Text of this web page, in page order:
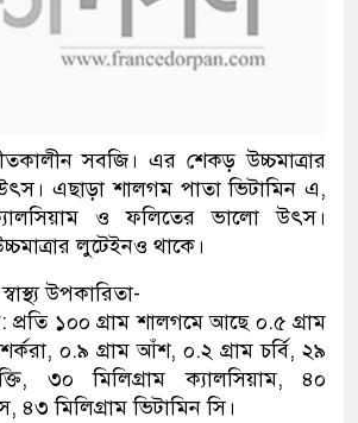
সবজি। এর শেকড় উচ্চমাত্রার
এছাড়া শালগম পাতা ভিটামিন এ,
ও ফলিতের ভালো উৎস।
লুটেইনও থাকে।
উপকারিতা-
প্রতি ১০০ গ্রাম শালগমে আছে ০.৫ গ্রাম
০.৯ গ্রাম আঁশ, ০.২ গ্রাম চর্বি, ২৯
৩০ মিলিগ্রাম ক্যালসিয়াম, ৪০
৪৩ মিলিগ্রাম ভিটামিন সি।